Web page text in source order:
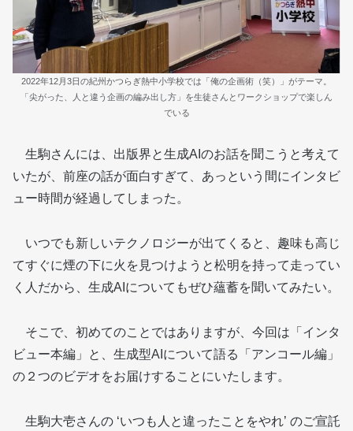
2022年12月3日の紀州かつらぎ熱中小学校では「俺の企画術（笑）」がテーマ。
「尖がった、人と違う企画の編み出し方」を生徒さんとワークショップで楽しん
でいる
生駒さんには、出版界と生成AIのお話を聞こうと考えて
いたが、前座の話が面白すぎて、あっという間にインタビ
ュー時間が経過してしまった。
いつでも新しいテクノロジーが出てくると、趣味も高じ
てすぐに煙の下に火を見つけようと松明を持って走ってい
く人だから、生成AIについてもぜひ蘊蓄を聞いてみたい。
そこで、初めてのことではありますが、今回は「インタ
ビュー本編」と、生成型AIについて語る「アンコール編」
の２つのビデオをお届けすることにいたします。
生駒大壱さんの ‘いつも人と違ったことをやれ’ のご宣託